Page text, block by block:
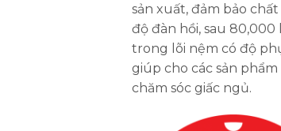
sản xuất, đảm bảo
độ đàn hồi, sau
trong lõi nệm có độ
giúp cho các sản
chăm sóc giấc ngủ.